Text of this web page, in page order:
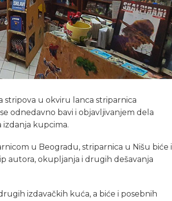
stripova u okviru lanca striparnica
odnedavno bavi i objavljivanjem dela
izdanja kupcima.
u Beogradu, striparnica u Nišu biće i
autora, okupljanja i drugih dešavanja
izdavačkih kuća, a biće i posebnih